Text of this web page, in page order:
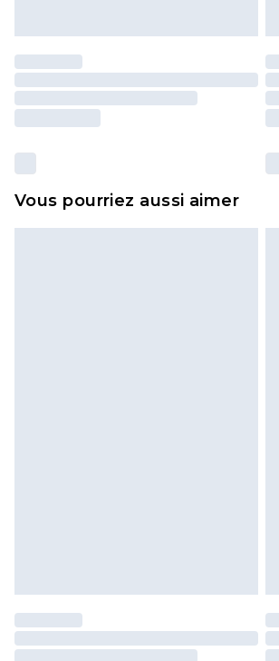
Vous pourriez aussi aimer